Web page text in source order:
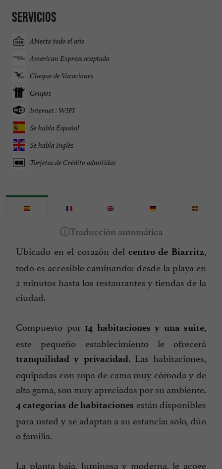
Servicios
Abierto todo el año
American Express aceptada
Cheque de Vacaciones
Grupos
Internet : WIFI
Se habla Español
Se habla Inglés
Tarjetas de Crédito admitidas
Ubicado en el corazón del centro de Biarritz,
todo es accesible caminando: desde la playa en
2 minutos hasta los restaurantes y tiendas de la
ciudad.
Compuesto por 14 habitaciones y una suite,
este pequeño establecimiento le ofrecerá
tranquilidad y privacidad. Las habitaciones,
equipadas con ropa de cama muy cómoda y de
alta gama, son muy apreciadas por su ambiente.
4 categorías de habitaciones están disponibles
para usted y se adaptan a su estancia: solo, dúo
o familia.
La planta baja, luminosa y moderna, le acoge